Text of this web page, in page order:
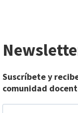
Suscríbete y
comunidad